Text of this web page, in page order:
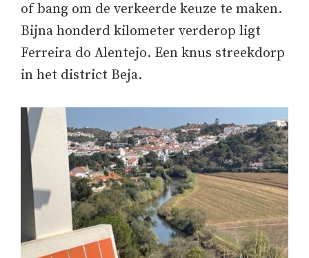
of bang om de verkeerde keuze te maken.
Bijna honderd kilometer verderop ligt
Ferreira do Alentejo. Een knus streekdorp
in het district Beja.